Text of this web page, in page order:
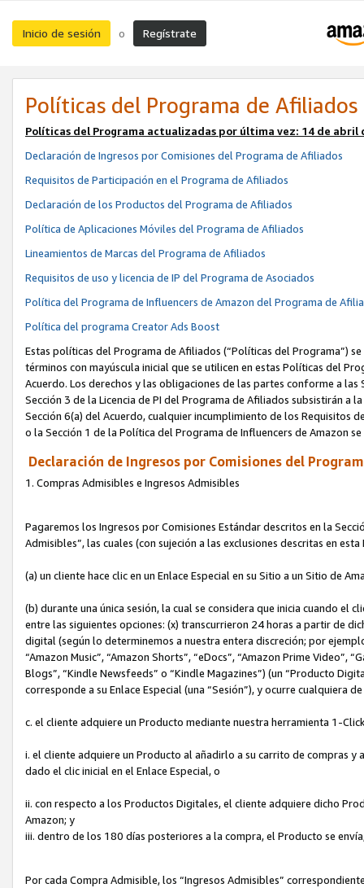
Inicio de sesión o Regístrate
Políticas del Programa de Afiliados
Políticas del Programa actualizadas por última vez: 14 de abril
Declaración de Ingresos por Comisiones del Programa de Afiliados
Requisitos de Participación en el Programa de Afiliados
Declaración de los Productos del Programa de Afiliados
Política de Aplicaciones Móviles del Programa de Afiliados
Lineamientos de Marcas del Programa de Afiliados
Requisitos de uso y licencia de IP del Programa de Asociados
Política del Programa de Influencers de Amazon del Programa de
Política del programa Creator Ads Boost
Estas políticas del Programa de Afiliados (“Políticas del Programa”)
términos con mayúscula inicial que se utilicen en estas Políticas del
Acuerdo. Los derechos y las obligaciones de las partes conforme a
Sección 3 de la Licencia de PI del Programa de Afiliados subsistirán
Sección 6(a) del Acuerdo, cualquier incumplimiento de los Requisitos
o la Sección 1 de la Política del Programa de Influencers de Amazon
Declaración de Ingresos por Comisiones del
1. Compras Admisibles e Ingresos Admisibles
Pagaremos los Ingresos por Comisiones Estándar descritos en la
Admisibles”, las cuales (con sujeción a las exclusiones descritas en
(a) un cliente hace clic en un Enlace Especial en su Sitio a un Sitio de
(b) durante una única sesión, la cual se considera que inicia cuando el
entre las siguientes opciones: (x) transcurrieron 24 horas a partir de
digital (según lo determinemos a nuestra entera discreción; por
“Amazon Music”, “Amazon Shorts”, “eDocs”, “Amazon Prime Video”,
Blogs”, “Kindle Newsfeeds” o “Kindle Magazines”) (un “Producto
corresponde a su Enlace Especial (una “Sesión”), y ocurre cualquiera
c. el cliente adquiere un Producto mediante nuestra herramienta 1-
i. el cliente adquiere un Producto al añadirlo a su carrito de compras
dado el clic inicial en el Enlace Especial, o
ii. con respecto a los Productos Digitales, el cliente adquiere dicho
Amazon; y
iii. dentro de los 180 días posteriores a la compra, el Producto se
Por cada Compra Admisible, los “Ingresos Admisibles”